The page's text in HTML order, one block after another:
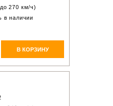
270 км/ч)
в наличии
В КОРЗИНУ